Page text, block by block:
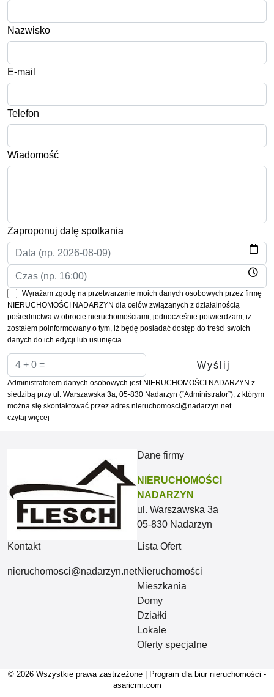
Nazwisko
E-mail
Telefon
Wiadomość
Zaproponuj datę spotkania
Wyrażam zgodę na przetwarzanie moich danych osobowych przez firmę
NIERUCHOMOŚCI NADARZYN dla celów związanych z działalnością
pośrednictwa w obrocie nieruchomościami, jednocześnie potwierdzam, iż
zostałem poinformowany o tym, iż będę posiadać dostęp do treści swoich
danych do ich edycji lub usunięcia.
Administratorem danych osobowych jest NIERUCHOMOŚCI NADARZYN z
siedzibą przy ul. Warszawska 3a, 05-830 Nadarzyn (“Administrator”), z którym
można się skontaktować przez adres nieruchomosci@nadarzyn.net…
czytaj więcej
Dane firmy
NIERUCHOMOŚCI
NADARZYN
ul. Warszawska 3a
05-830 Nadarzyn
Kontakt
nieruchomosci@nadarzyn.net
Lista Ofert
Nieruchomości
Mieszkania
Domy
Działki
Lokale
Oferty specjalne
© 2026 Wszystkie prawa zastrzeżone | Program dla biur nieruchomości -
asaricrm.com